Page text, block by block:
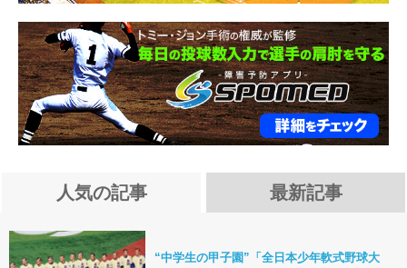
人気の記事 最新記事
“中学生の甲子園”「全日本少年軟式野球大